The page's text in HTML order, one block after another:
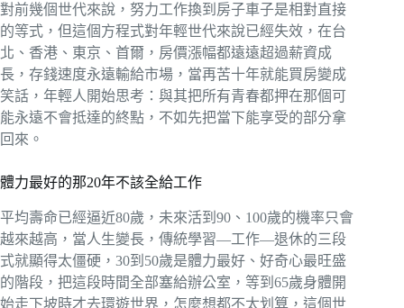
對前幾個世代來說，努力工作換到房子車子是相對直接
的等式，但這個方程式對年輕世代來說已經失效，在台
北、香港、東京、首爾，房價漲幅都遠遠超過薪資成
長，存錢速度永遠輸給市場，當再苦十年就能買房變成
笑話，年輕人開始思考：與其把所有青春都押在那個可
能永遠不會抵達的終點，不如先把當下能享受的部分拿
回來。
體力最好的那20年不該全給工作
平均壽命已經逼近80歲，未來活到90、100歲的機率只會
越來越高，當人生變長，傳統學習—工作—退休的三段
式就顯得太僵硬，30到50歲是體力最好、好奇心最旺盛
的階段，把這段時間全部塞給辦公室，等到65歲身體開
始走下坡時才去環遊世界，怎麼想都不太划算，這個世